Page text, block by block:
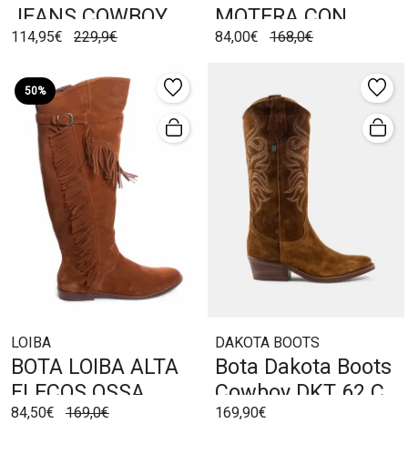
JEANS COWBOY
HERITAGE
114,95€ 229,9€
MOTERA CON
CORDONES
84,00€ 168,0€
50%
LOIBA
BOTA LOIBA ALTA
FLECOS OSSA
84,50€ 169,0€
DAKOTA BOOTS
Bota Dakota Boots
Cowboy DKT 62 CA
Capuccino
169,90€